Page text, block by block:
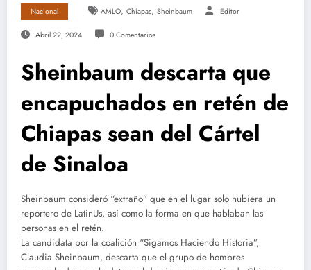
Nacional AMLO, Chiapas, Sheinbaum Editor
Abril 22, 2024 0 Comentarios
Sheinbaum descarta que
encapuchados en retén de
Chiapas sean del Cártel
de Sinaloa
Sheinbaum consideró “extraño” que en el lugar solo hubiera un
reportero de LatinUs, así como la forma en que hablaban las
personas en el retén.
La candidata por la coalición “Sigamos Haciendo Historia”,
Claudia Sheinbaum, descarta que el grupo de hombres